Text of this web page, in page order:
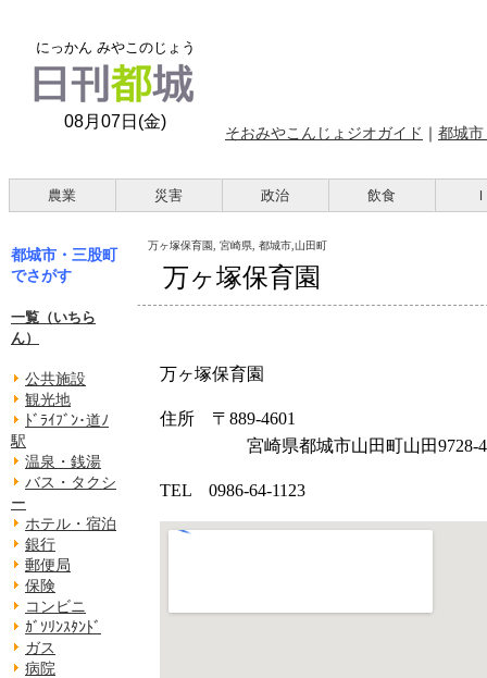
にっかん みやこのじょう
08月07日(金)
そおみやこんじょジオガイド ｜ 都城
農業 災害 政治 飲食
都城市・三股町
でさがす
一覧（いちら
ん）
公共施設
観光地
ﾄﾞﾗｲﾌﾞﾝ･道ﾉ
駅
温泉・銭湯
バス・タクシ
ー
ホテル・宿泊
銀行
郵便局
保険
コンビニ
ｶﾞｿﾘﾝｽﾀﾝﾄﾞ
ガス
病院
万ヶ塚保育園, 宮崎県, 都城市,山田町
万ヶ塚保育園
万ヶ塚保育園
住所 〒889-4601
宮崎県都城市山田町山田9728-
TEL 0986-64-1123